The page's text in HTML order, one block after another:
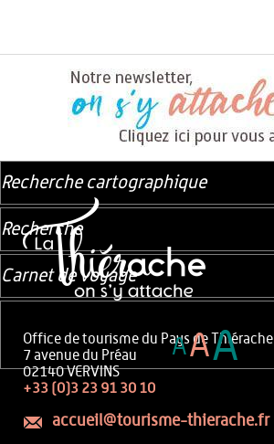
Office de tourisme du Pays de Thiérache
7 avenue du Préau
02140 VERVINS
+33 (0)3 23 91 30 10
accueil@tourisme-thierache.fr
Recherche cartographique
Recherche
Carnet de voyage
AAA